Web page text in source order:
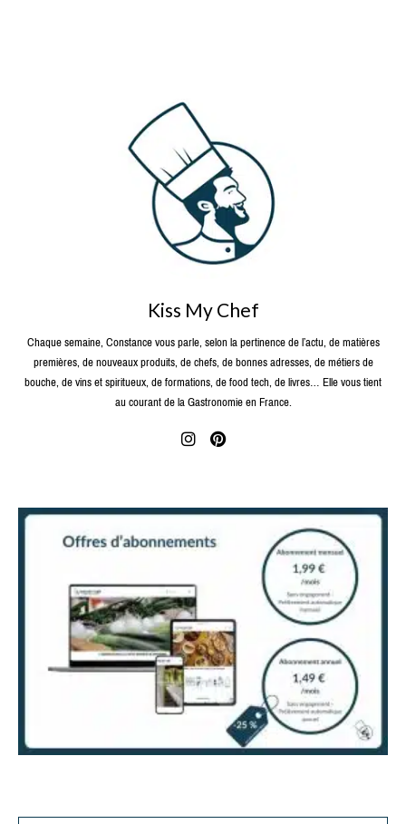
Kiss My Chef
Chaque semaine, Constance vous parle, selon la pertinence de l’actu, de matières
premières, de nouveaux produits, de chefs, de bonnes adresses, de métiers de
bouche, de vins et spiritueux, de formations, de food tech, de livres… Elle vous tient
au courant de la Gastronomie en France.